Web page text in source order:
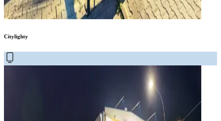
Citylighty